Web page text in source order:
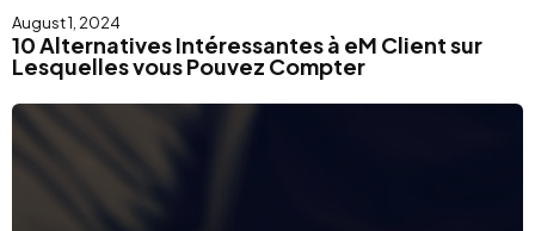
August 1, 2024
10 Alternatives Intéressantes à eM Client sur
Lesquelles vous Pouvez Compter